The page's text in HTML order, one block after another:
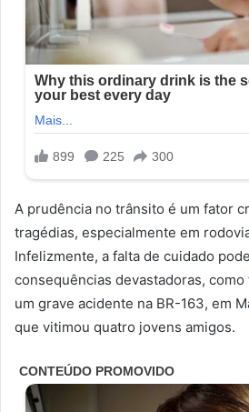
A prudência no trânsito é um fator
tragédias, especialmente em
Infelizmente, a falta de cuidado
consequências devastadoras,
um grave acidente na BR-163, em
que vitimou quatro jovens amigos.